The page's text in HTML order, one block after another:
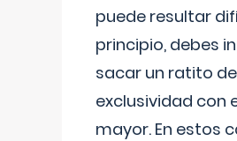
puede resultar
principio, debes
sacar un ratito de
exclusividad con
mayor. En estos